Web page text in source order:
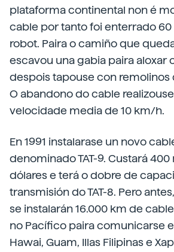
plataforma continental non é
cable por tanto foi enterrado
robot. Paira o camiño que
escavou una gabia paira aloxar
despois tapouse con remolinos
O abandono do cable
velocidade media de 10 km/h.
En 1991 instalarase un novo
denominado TAT-9. Custará
dólares e terá o dobre de
transmisión do TAT-8. Pero
se instalarán 16.000 km de
no Pacífico paira comunicarse
Hawai, Guam, Illas Filipinas e